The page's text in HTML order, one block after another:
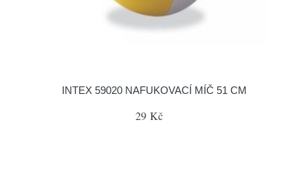
INTEX 59020 NAFUKOVACÍ MÍČ 51 CM
29 Kč